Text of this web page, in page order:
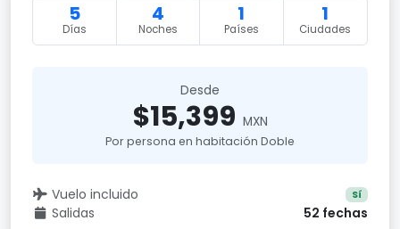
5
Días
4
Noches
1
Países
1
Ciudades
Desde
$15,399 MXN
Por persona en habitación Doble
Vuelo incluido Sí
Salidas 52 fechas